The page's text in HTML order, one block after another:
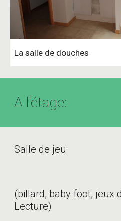
La salle de douches
A l'étage:
Salle de jeu:
(billard, baby foot, jeux
Lecture)